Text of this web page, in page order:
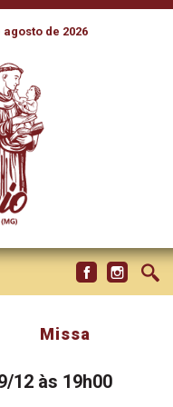
de 2026
Missa
12 às 19h00